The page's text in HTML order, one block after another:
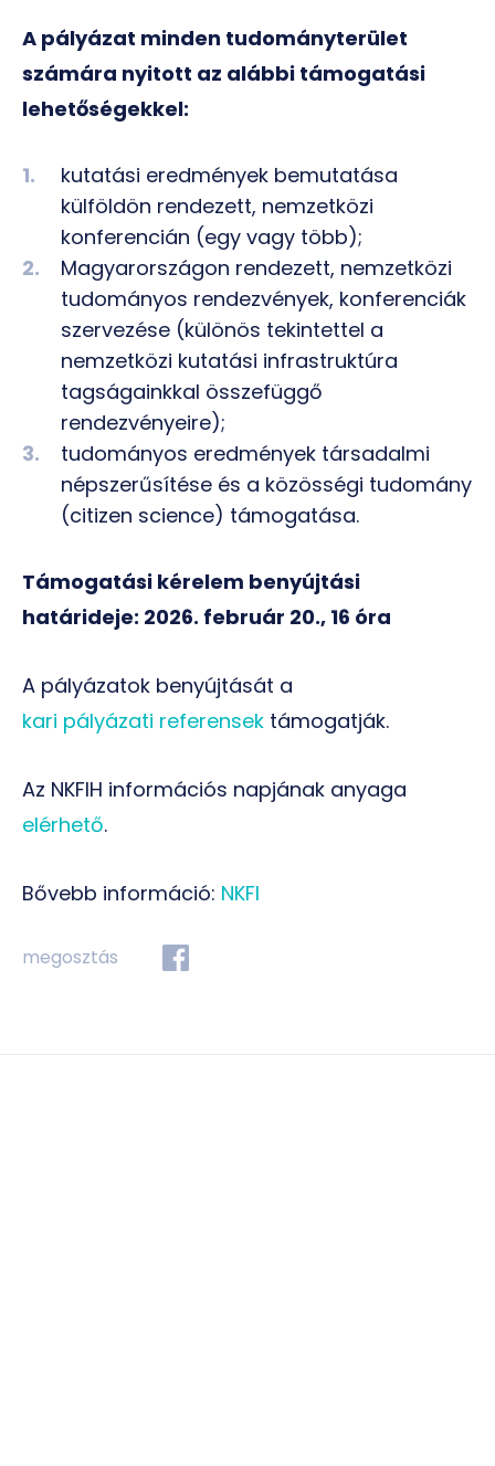
A pályázat minden tudományterület
számára nyitott az alábbi támogatási
lehetőségekkel:
kutatási eredmények bemutatása
külföldön rendezett, nemzetközi
konferencián (egy vagy több);
Magyarországon rendezett, nemzetközi
tudományos rendezvények, konferenciák
szervezése (különös tekintettel a
nemzetközi kutatási infrastruktúra
tagságainkkal összefüggő
rendezvényeire);
tudományos eredmények társadalmi
népszerűsítése és a közösségi tudomány
(citizen science) támogatása.
Támogatási kérelem benyújtási
határideje: 2026. február 20., 16 óra
A pályázatok benyújtását a
kari pályázati referensek támogatják.
Az NKFIH információs napjának anyaga
elérhető.
Bővebb információ: NKFI
megosztás